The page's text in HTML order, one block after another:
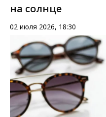
на солнце
02 июля 2026, 18:30